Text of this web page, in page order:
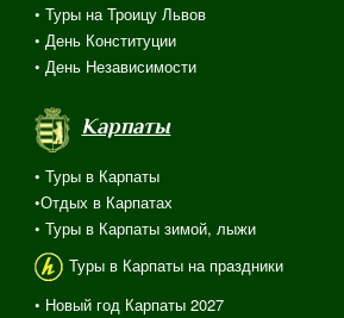
• Туры на Троицу Львов
• День Конституции
• День Независимости
Карпаты
• Туры в Карпаты
•Отдых в Карпатах
• Туры в Карпаты зимой, лыжи
Туры в Карпаты на праздники
• Новый год Карпаты 2027